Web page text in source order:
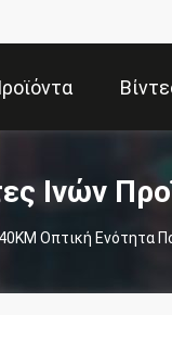
Ινών
Οπτική Ενότητα